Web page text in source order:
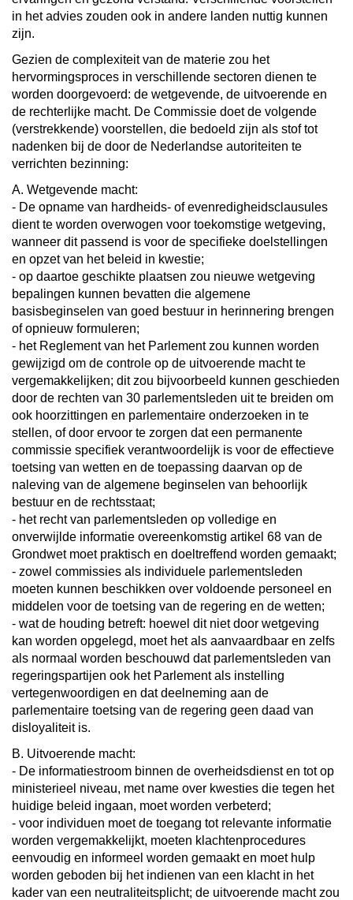
in het advies zouden ook in andere landen nuttig kunnen
zijn.
Gezien de complexiteit van de materie zou het
hervormingsproces in verschillende sectoren dienen te
worden doorgevoerd: de wetgevende, de uitvoerende en
de rechterlijke macht. De Commissie doet de volgende
(verstrekkende) voorstellen, die bedoeld zijn als stof tot
nadenken bij de door de Nederlandse autoriteiten te
verrichten bezinning:
A. Wetgevende macht:
- De opname van hardheids- of evenredigheidsclausules
dient te worden overwogen voor toekomstige wetgeving,
wanneer dit passend is voor de specifieke doelstellingen
en opzet van het beleid in kwestie;
- op daartoe geschikte plaatsen zou nieuwe wetgeving
bepalingen kunnen bevatten die algemene
basisbeginselen van goed bestuur in herinnering brengen
of opnieuw formuleren;
- het Reglement van het Parlement zou kunnen worden
gewijzigd om de controle op de uitvoerende macht te
vergemakkelijken; dit zou bijvoorbeeld kunnen geschieden
door de rechten van 30 parlementsleden uit te breiden om
ook hoorzittingen en parlementaire onderzoeken in te
stellen, of door ervoor te zorgen dat een permanente
commissie specifiek verantwoordelijk is voor de effectieve
toetsing van wetten en de toepassing daarvan op de
naleving van de algemene beginselen van behoorlijk
bestuur en de rechtsstaat;
- het recht van parlementsleden op volledige en
onverwijlde informatie overeenkomstig artikel 68 van de
Grondwet moet praktisch en doeltreffend worden gemaakt;
- zowel commissies als individuele parlementsleden
moeten kunnen beschikken over voldoende personeel en
middelen voor de toetsing van de regering en de wetten;
- wat de houding betreft: hoewel dit niet door wetgeving
kan worden opgelegd, moet het als aanvaardbaar en zelfs
als normaal worden beschouwd dat parlementsleden van
regeringspartijen ook het Parlement als instelling
vertegenwoordigen en dat deelneming aan de
parlementaire toetsing van de regering geen daad van
disloyaliteit is.
B. Uitvoerende macht:
- De informatiestroom binnen de overheidsdienst en tot op
ministerieel niveau, met name over kwesties die tegen het
huidige beleid ingaan, moet worden verbeterd;
- voor individuen moet de toegang tot relevante informatie
worden vergemakkelijkt, moeten klachtenprocedures
eenvoudig en informeel worden gemaakt en moet hulp
worden geboden bij het indienen van een klacht in het
kader van een neutraliteitsplicht; de uitvoerende macht zou